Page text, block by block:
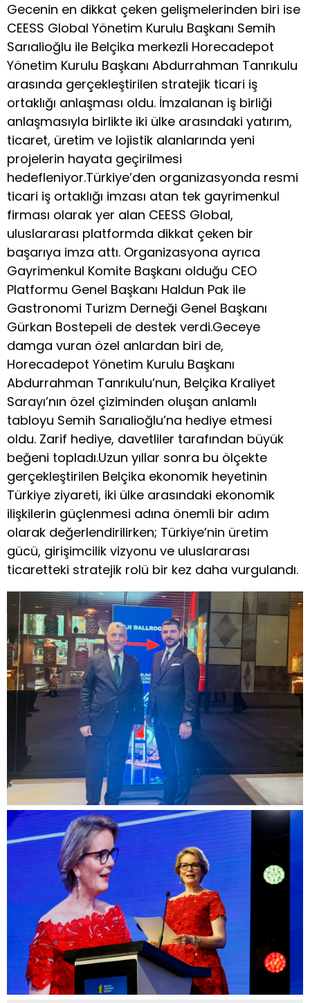
Gecenin en dikkat çeken gelişmelerinden biri ise
CEESS Global Yönetim Kurulu Başkanı Semih
Sarıalioğlu ile Belçika merkezli Horecadepot
Yönetim Kurulu Başkanı Abdurrahman Tanrıkulu
arasında gerçekleştirilen stratejik ticari iş
ortaklığı anlaşması oldu. İmzalanan iş birliği
anlaşmasıyla birlikte iki ülke arasındaki yatırım,
ticaret, üretim ve lojistik alanlarında yeni
projelerin hayata geçirilmesi
hedefleniyor.Türkiye’den organizasyonda resmi
ticari iş ortaklığı imzası atan tek gayrimenkul
firması olarak yer alan CEESS Global,
uluslararası platformda dikkat çeken bir
başarıya imza attı. Organizasyona ayrıca
Gayrimenkul Komite Başkanı olduğu CEO
Platformu Genel Başkanı Haldun Pak ile
Gastronomi Turizm Derneği Genel Başkanı
Gürkan Bostepeli de destek verdi.Geceye
damga vuran özel anlardan biri de,
Horecadepot Yönetim Kurulu Başkanı
Abdurrahman Tanrıkulu’nun, Belçika Kraliyet
Sarayı’nın özel çiziminden oluşan anlamlı
tabloyu Semih Sarıalioğlu’na hediye etmesi
oldu. Zarif hediye, davetliler tarafından büyük
beğeni topladı.Uzun yıllar sonra bu ölçekte
gerçekleştirilen Belçika ekonomik heyetinin
Türkiye ziyareti, iki ülke arasındaki ekonomik
ilişkilerin güçlenmesi adına önemli bir adım
olarak değerlendirilirken; Türkiye’nin üretim
gücü, girişimcilik vizyonu ve uluslararası
ticaretteki stratejik rolü bir kez daha vurgulandı.